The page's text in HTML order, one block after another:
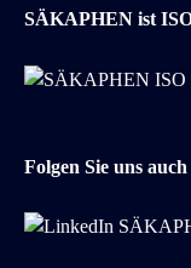
SÄKAPHEN ist
Folgen Sie uns